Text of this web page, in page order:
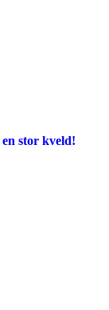
stor kveld!